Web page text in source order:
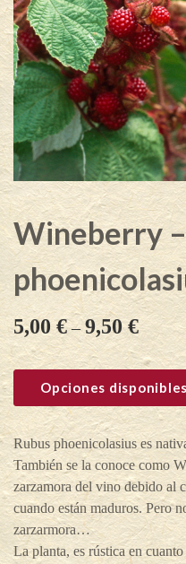
Wineberry
5,00€–9,50€
Opciones disponibles
Rubus phoenicolasius es
También se la conoce como
zarzamora del vino debido al
cuando están maduros. Pero
zarzarmora…
La planta, es rústica en